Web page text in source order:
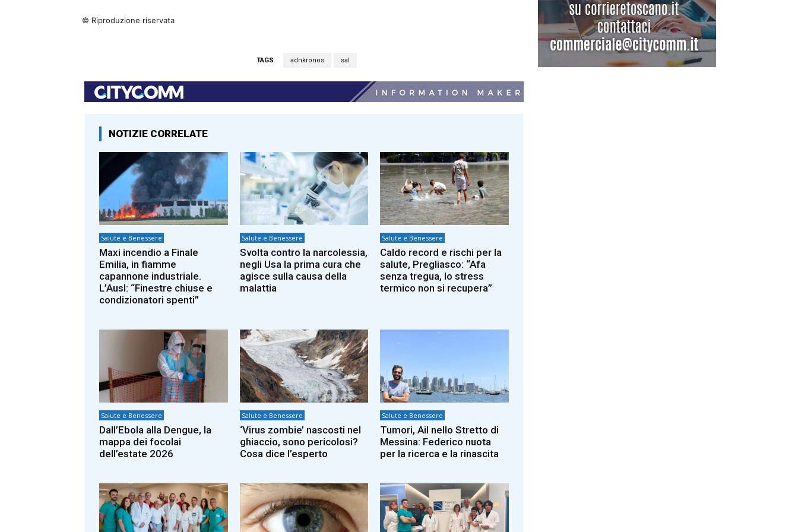
© Riproduzione riservata
TAGS adnkronos sal
NOTIZIE CORRELATE
Salute e Benessere
Maxi incendio a Finale
Emilia, in fiamme
capannone industriale.
L’Ausl: “Finestre chiuse e
condizionatori spenti”
Salute e Benessere
Svolta contro la narcolessia,
negli Usa la prima cura che
agisce sulla causa della
malattia
Salute e Benessere
Caldo record e rischi per la
salute, Pregliasco: “Afa
senza tregua, lo stress
termico non si recupera”
Salute e Benessere
Dall’Ebola alla Dengue, la
mappa dei focolai
dell’estate 2026
Salute e Benessere
‘Virus zombie’ nascosti nel
ghiaccio, sono pericolosi?
Cosa dice l’esperto
Salute e Benessere
Tumori, Ail nello Stretto di
Messina: Federico nuota
per la ricerca e la rinascita